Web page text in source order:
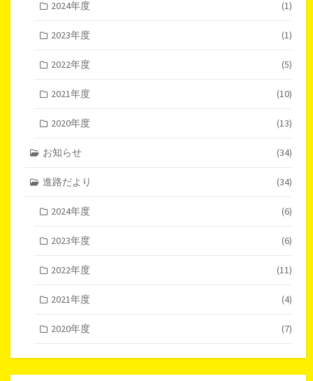
2024年度 (1)
2023年度 (1)
2022年度 (5)
2021年度 (10)
2020年度 (13)
お知らせ (34)
進路だより (34)
2024年度 (6)
2023年度 (6)
2022年度 (11)
2021年度 (4)
2020年度 (7)